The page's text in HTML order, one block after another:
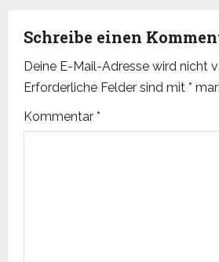
a
v
i
g
Schreibe einen
Deine E-Mail-Adresse wird nicht
Erforderliche Felder sind mit *
Kommentar *